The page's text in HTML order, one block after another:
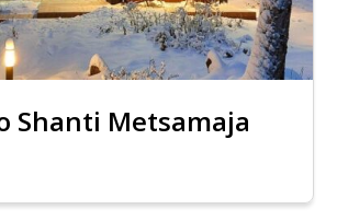
Shanti Metsamaja